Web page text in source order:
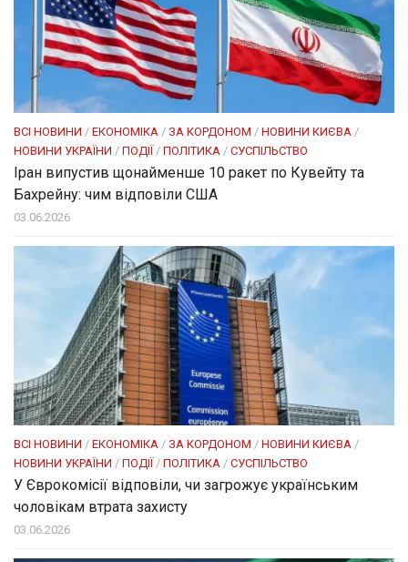
ВСІ НОВИНИ / ЕКОНОМІКА / ЗА КОРДОНОМ / НОВИНИ КИЄВА /
НОВИНИ УКРАЇНИ / ПОДІЇ / ПОЛІТИКА / СУСПІЛЬСТВО
Іран випустив щонайменше 10 ракет по Кувейту та
Бахрейну: чим відповіли США
03.06.2026
ВСІ НОВИНИ / ЕКОНОМІКА / ЗА КОРДОНОМ / НОВИНИ КИЄВА /
НОВИНИ УКРАЇНИ / ПОДІЇ / ПОЛІТИКА / СУСПІЛЬСТВО
У Єврокомісії відповіли, чи загрожує українським
чоловікам втрата захисту
03.06.2026